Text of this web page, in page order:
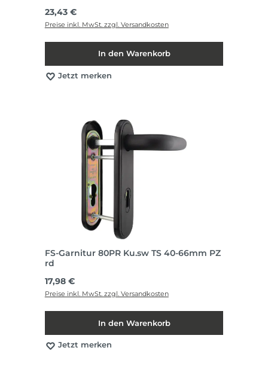
Regulärer Preis:
23,43 €
Preise inkl. MwSt. zzgl. Versandkosten
In den Warenkorb
Jetzt merken
FS-Garnitur 80PR Ku.sw TS 40-66mm PZ
rd
Regulärer Preis:
17,98 €
Preise inkl. MwSt. zzgl. Versandkosten
In den Warenkorb
Jetzt merken